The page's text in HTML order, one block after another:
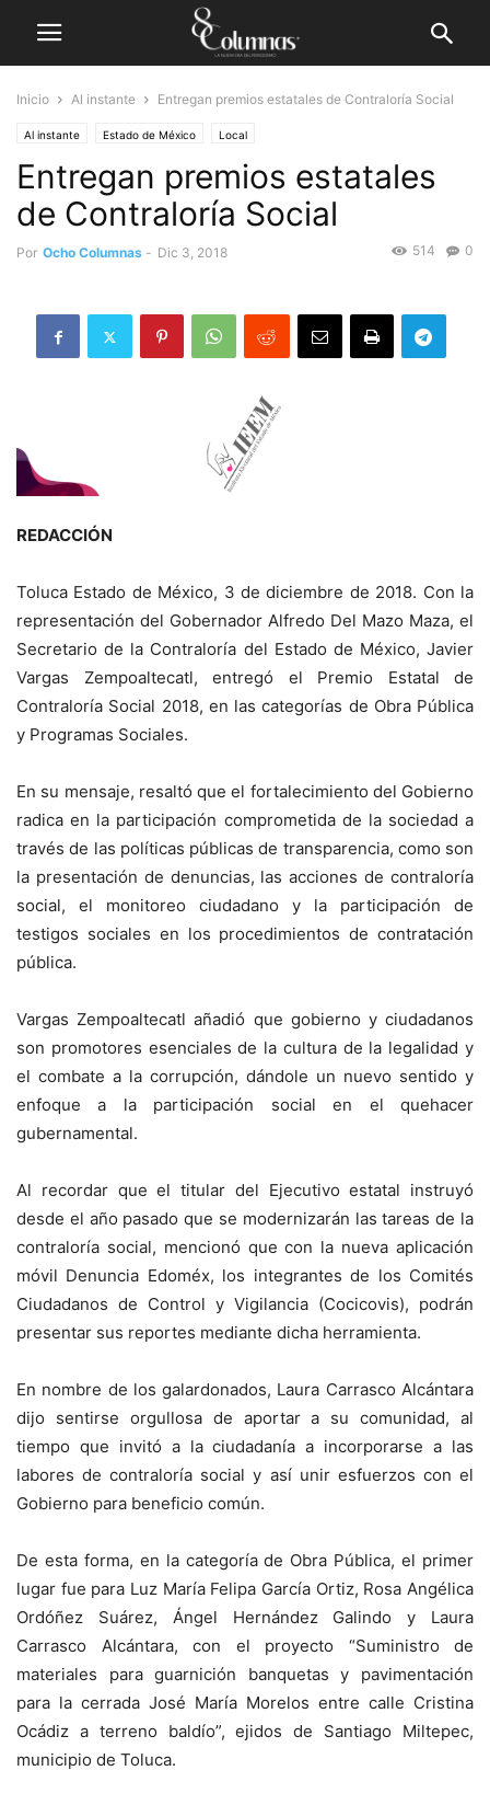
Inicio Al instante Entregan premios estatales de Contraloría Social
Al instante Estado de México Local
Entregan premios estatales
de Contraloría Social
Por Ocho Columnas - Dic 3, 2018 0
514
REDACCIÓN
Toluca Estado de México, 3 de diciembre de 2018. Con la
representación del Gobernador Alfredo Del Mazo Maza, el
Secretario de la Contraloría del Estado de México, Javier
Vargas Zempoaltecatl, entregó el Premio Estatal de
Contraloría Social 2018, en las categorías de Obra Pública
y Programas Sociales.
En su mensaje, resaltó que el fortalecimiento del Gobierno
radica en la participación comprometida de la sociedad a
través de las políticas públicas de transparencia, como son
la presentación de denuncias, las acciones de contraloría
social, el monitoreo ciudadano y la participación de
testigos sociales en los procedimientos de contratación
pública.
Vargas Zempoaltecatl añadió que gobierno y ciudadanos
son promotores esenciales de la cultura de la legalidad y
el combate a la corrupción, dándole un nuevo sentido y
enfoque a la participación social en el quehacer
gubernamental.
Al recordar que el titular del Ejecutivo estatal instruyó
desde el año pasado que se modernizarán las tareas de la
contraloría social, mencionó que con la nueva aplicación
móvil Denuncia Edoméx, los integrantes de los Comités
Ciudadanos de Control y Vigilancia (Cocicovis), podrán
presentar sus reportes mediante dicha herramienta.
En nombre de los galardonados, Laura Carrasco Alcántara
dijo sentirse orgullosa de aportar a su comunidad, al
tiempo que invitó a la ciudadanía a incorporarse a las
labores de contraloría social y así unir esfuerzos con el
Gobierno para beneficio común.
De esta forma, en la categoría de Obra Pública, el primer
lugar fue para Luz María Felipa García Ortiz, Rosa Angélica
Ordóñez Suárez, Ángel Hernández Galindo y Laura
Carrasco Alcántara, con el proyecto “Suministro de
materiales para guarnición banquetas y pavimentación
para la cerrada José María Morelos entre calle Cristina
Ocádiz a terreno baldío”, ejidos de Santiago Miltepec,
municipio de Toluca.